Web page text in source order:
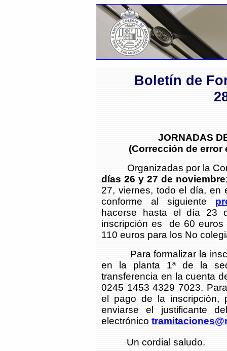
Boletín de
JORNADAS
(Corrección de error
Organizadas por la
días 26 y 27 de noviembre
27, viernes, todo el día, en
conforme al siguiente
hacerse hasta el día 23
inscripción es de 60 euros
110 euros para los No
Para formalizar la
en la planta 1ª de la
transferencia en la cuenta
0245 1453 4329 7023.
el pago de la inscripción,
enviarse el justificante
electrónico
Un cordial saludo.